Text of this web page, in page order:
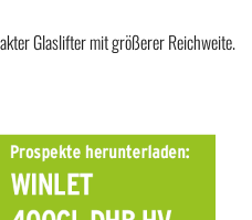
Glaslifter mit größerer Reichweite.